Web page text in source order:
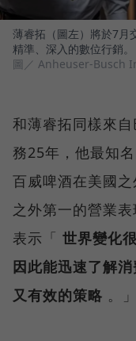
薄睿拓（圖左）將於7月
精準、深入的數位行銷。
圖／ Anheuser-Busch
和薄睿拓同樣來
務25年，他最知
百威啤酒在美國
之外第一的營業
表示「 世界變化
因此能迅速了解
又有效的策略 。」